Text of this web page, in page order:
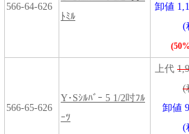
566-64-626
ﾄﾐﾙ
卸値
(
566-65-626
Y･Sｼﾙﾊﾞｰ 5 1/2吋ﾌﾙ
ｰﾂ
上代
(
卸値
(